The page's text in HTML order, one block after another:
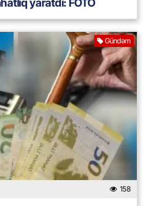
yaratdı: FOTO
Gündəm
158